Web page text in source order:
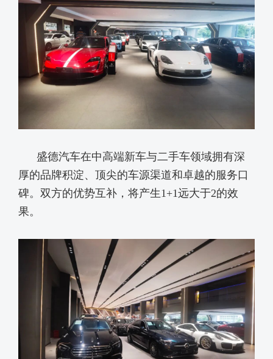
盛德汽车在中高端新车与二手车领域拥有深
厚的品牌积淀、顶尖的车源渠道和卓越的服务口
碑。双方的优势互补，将产生1+1远大于2的效
果。